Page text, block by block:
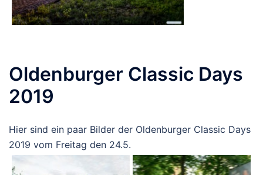
Oldenburger Classic Days
2019
Hier sind ein paar Bilder der Oldenburger Classic Days
2019 vom Freitag den 24.5.